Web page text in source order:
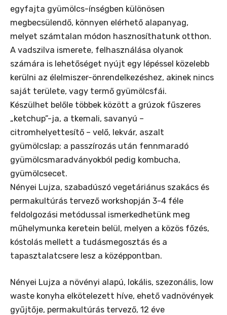
egyfajta gyümölcs-ínségben különösen
megbecsülendő, könnyen elérhető alapanyag,
melyet számtalan módon hasznosíthatunk otthon.
A vadszilva ismerete, felhasználása olyanok
számára is lehetőséget nyújt egy lépéssel közelebb
kerülni az élelmiszer-önrendelkezéshez, akinek nincs
saját területe, vagy termő gyümölcsfái.
Készülhet belőle többek között a grúzok fűszeres
„ketchup”-ja, a tkemali, savanyú –
citromhelyettesítő – velő, lekvár, aszalt
gyümölcslap; a passzírozás után fennmaradó
gyümölcsmaradványokból pedig kombucha,
gyümölcsecet.
Nényei Lujza, szabadúszó vegetáriánus szakács és
permakultúrás tervező workshopján 3-4 féle
feldolgozási metódussal ismerkedhetünk meg
műhelymunka keretein belül, melyen a közös főzés,
kóstolás mellett a tudásmegosztás és a
tapasztalatcsere lesz a középpontban.
Nényei Lujza a növényi alapú, lokális, szezonális, low
waste konyha elkötelezett híve, ehető vadnövények
gyűjtője, permakultúrás tervező, 12 éve